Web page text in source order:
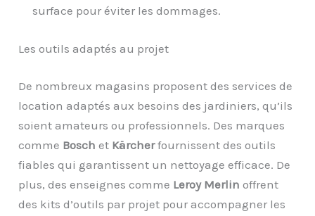
surface pour éviter les dommages.
Les outils adaptés au projet
De nombreux magasins proposent des services de
location adaptés aux besoins des jardiniers, qu’ils
soient amateurs ou professionnels. Des marques
comme Bosch et Kärcherfournissent des outils
fiables qui garantissent un nettoyage efficace. De
plus, des enseignes comme Leroy Merlin offrent
des kits d’outils par projet pour accompagner les